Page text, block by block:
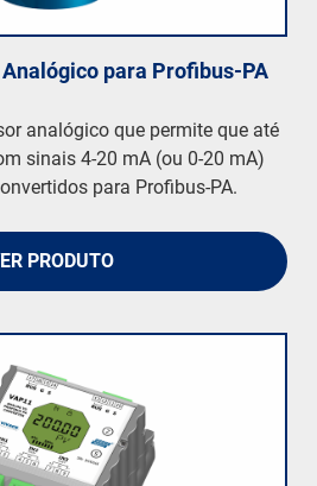
para Profibus-PA
analógico que permite que até
sinais 4-20 mA (ou 0-20 mA)
para Profibus-PA.
PRODUTO